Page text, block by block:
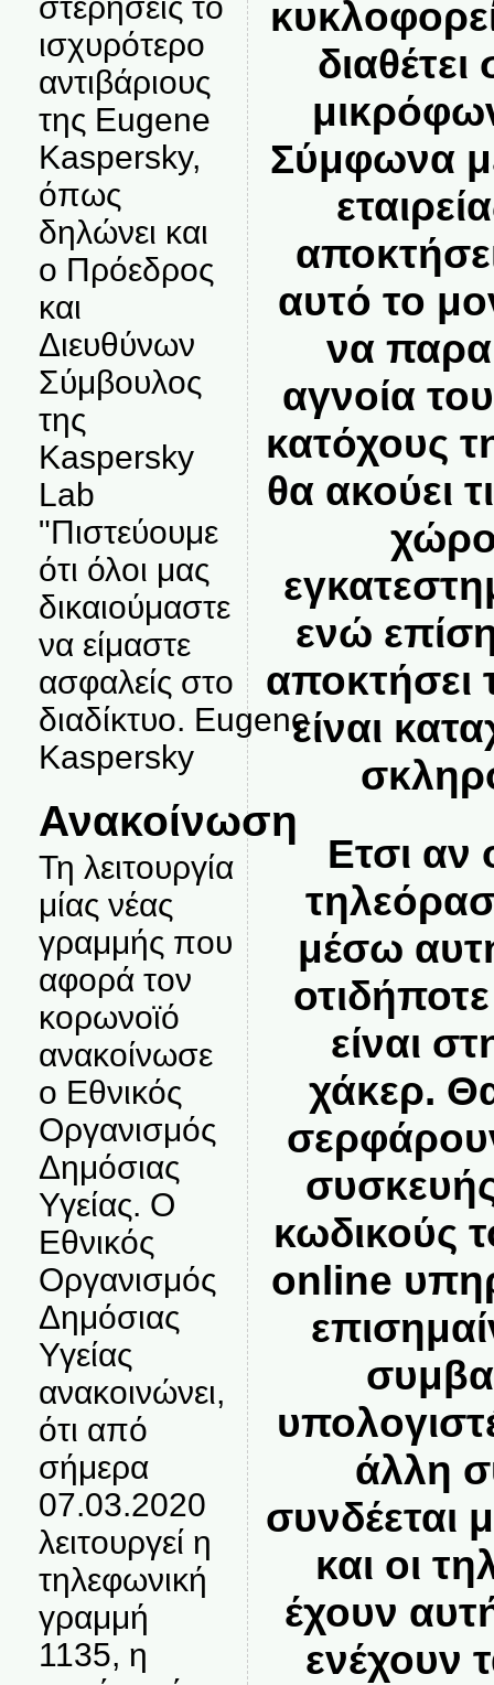
ισχυρότερο
αντιβάριους
της Eugene
Kaspersky,
όπως
δηλώνει και
ο Πρόεδρος
και
Διευθύνων
Σύμβουλος
της
Kaspersky
Lab
"Πιστεύουμε
ότι όλοι μας
δικαιούμαστε
να είμαστε
ασφαλείς στο
διαδίκτυο. Eugene
Kaspersky
Ανακοίνωση
Τη λειτουργία
μίας νέας
γραμμής που
αφορά τον
κορωνοϊό
ανακοίνωσε
ο Εθνικός
Οργανισμός
Δημόσιας
Υγείας. Ο
Εθνικός
Οργανισμός
Δημόσιας
Υγείας
ανακοινώνει,
ότι από
σήμερα
07.03.2020
λειτουργεί η
τηλεφωνική
γραμμή
1135, η
Σύμφωνα
αυτό το
να
αγνοία
κατόχους
θα ακούει
χώρο
ενώ
αποκτήσει
είναι
Ετσι αν
μέσω
είναι
χάκερ.
κωδικούς
online
άλλη
συνδέεται
και οι
έχουν
ενέχουν